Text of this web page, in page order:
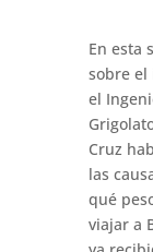
En esta
sobre el
el
Cruz
las
qué
viajar a